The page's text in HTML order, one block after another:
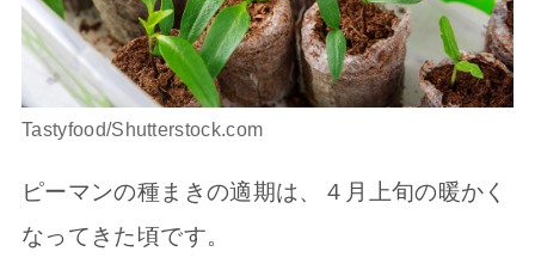
Tastyfood/Shutterstock.com
ピーマンの種まきの適期は、４月上旬の暖かく
なってきた頃です。